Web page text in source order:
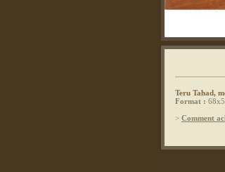
Teru Tahad,
Format :
> Comment